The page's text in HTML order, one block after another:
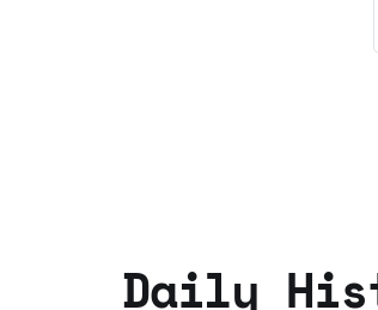
Daily